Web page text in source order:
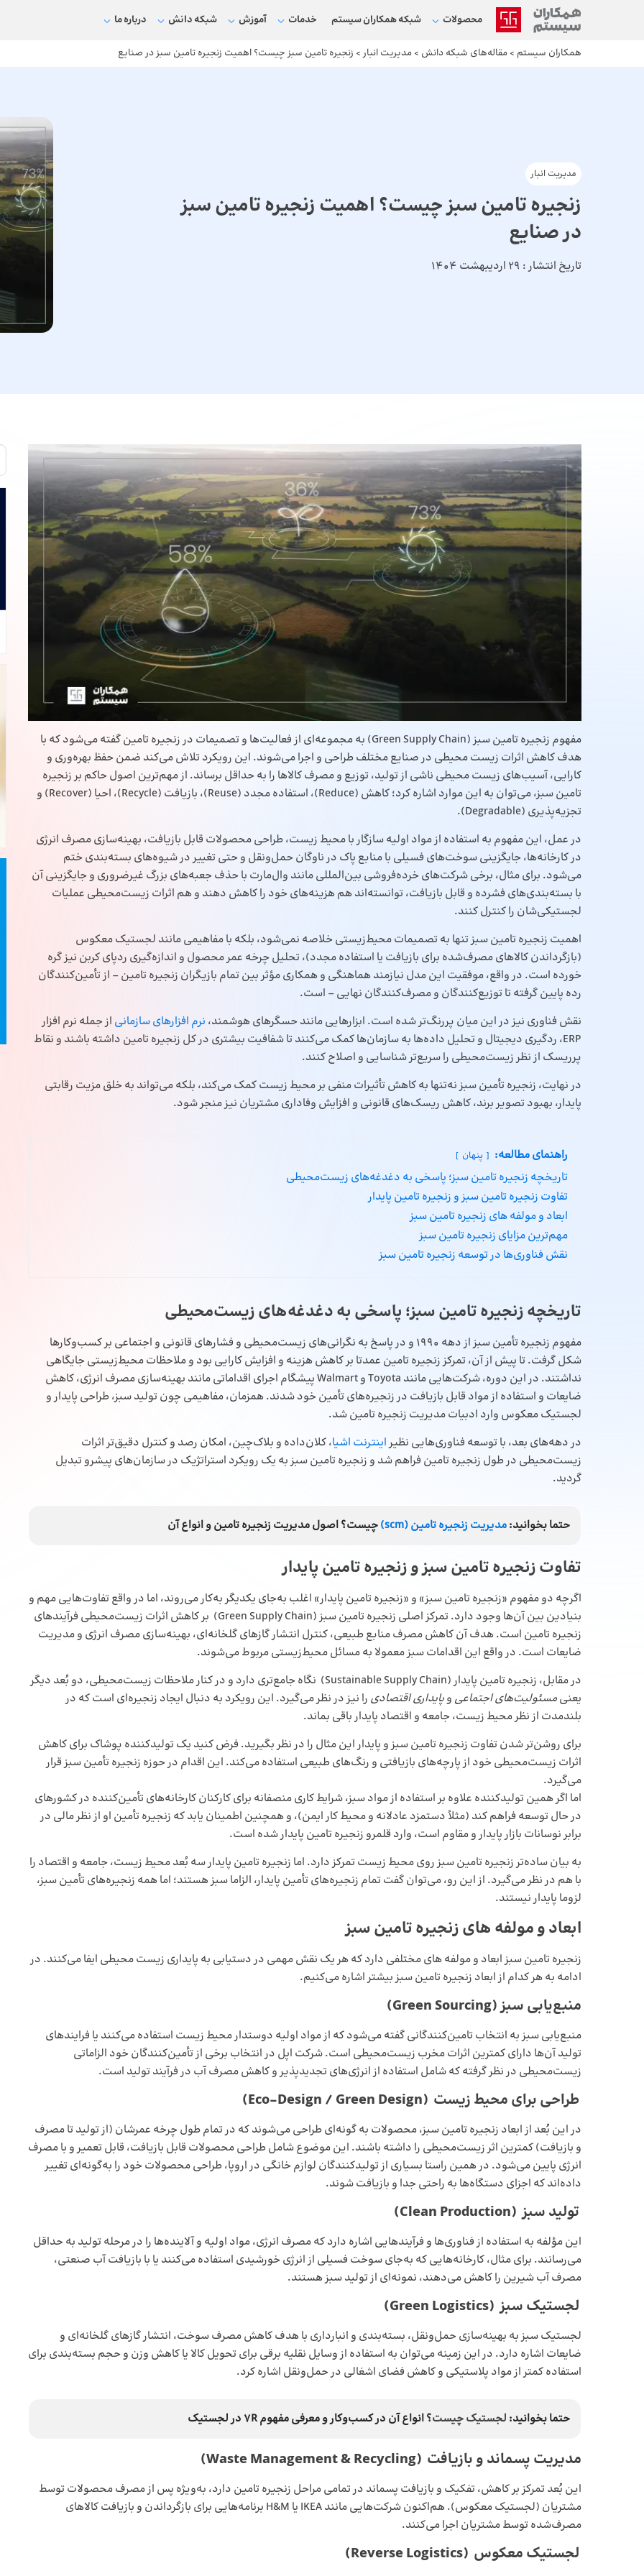
محصولات شبکه‌ همکاران سیستم خدمات آموزش شبکه دانش درباره ما
همکاران سیستم > مقاله‌های شبکه دانش > مدیریت انبار> زنجیره تامین سبز چیست؟ اهمیت زنجیره تامین سبز در صنایع
مدیریت انبار
زنجیره تامین سبز چیست؟ اهمیت زنجیره تامین سبز
در صنایع
تاریخ انتشار : 29 اردیبهشت 1404
مفهوم زنجیره تامین سبز (Green Supply Chain) به مجموعه‌ای از فعالیت‌ها و تصمیمات در زنجیره تامین گفته می‌شود که با
هدف کاهش اثرات زیست ‌محیطی در صنایع مختلف طراحی و اجرا می‌شوند. این رویکرد تلاش می‌کند ضمن حفظ بهره‌وری و
کارایی، آسیب‌های زیست ‌محیطی ناشی از تولید، توزیع و مصرف کالاها را به حداقل برساند. از مهم‌ترین اصول حاکم بر زنجیره‌
تامین سبز، می‌توان به این موارد اشاره کرد؛ کاهش (Reduce)، استفاده مجدد (Reuse)، بازیافت (Recycle)، احیا (Recover) و
تجزیه‌پذیری (Degradable).
در عمل، این مفهوم به استفاده از مواد اولیه سازگار با محیط زیست، طراحی محصولات قابل بازیافت، بهینه‌سازی مصرف انرژی
در کارخانه‌ها، جایگزینی سوخت‌های فسیلی با منابع پاک در ناوگان حمل‌ونقل و حتی تغییر در شیوه‌های بسته‌بندی ختم
می‌شود. برای مثال، برخی شرکت‌های خرده‌فروشی بین‌المللی مانند وال‌مارت با حذف جعبه‌های بزرگ غیرضروری و جایگزینی آن
با بسته‌بندی‌های فشرده و قابل بازیافت، توانسته‌اند هم هزینه‌های خود را کاهش دهند و هم اثرات زیست‌محیطی عملیات
لجستیکی‌شان را کنترل کنند.
اهمیت زنجیره تامین سبز تنها به تصمیمات محیط‌زیستی خلاصه نمی‌شود، بلکه با مفاهیمی مانند لجستیک معکوس
(بازگرداندن کالاهای مصرف‌شده برای بازیافت یا استفاده مجدد)، تحلیل چرخه عمر محصول و اندازه‌گیری ردپای کربن نیز گره
خورده است. در واقع، موفقیت این مدل نیازمند هماهنگی و همکاری مؤثر بین تمام بازیگران زنجیره تامین – از تأمین‌کنندگان
رده پایین گرفته تا توزیع‌کنندگان و مصرف‌کنندگان نهایی – است.
نقش فناوری نیز در این میان پررنگ‌تر شده است. ابزارهایی مانند حسگرهای هوشمند، نرم افزارهای سازمانی از جمله نرم افزار
ERP، ردگیری دیجیتال و تحلیل داده‌ها به سازمان‌ها کمک می‌کنند تا شفافیت بیشتری در کل زنجیره تامین داشته باشند و نقاط
پرریسک از نظر زیست‌محیطی را سریع‌تر شناسایی و اصلاح کنند.
در نهایت، زنجیره تأمین سبز نه‌تنها به کاهش تأثیرات منفی بر محیط زیست کمک می‌کند، بلکه می‌تواند به خلق مزیت رقابتی
پایدار، بهبود تصویر برند، کاهش ریسک‌های قانونی و افزایش وفاداری مشتریان نیز منجر شود.
راهنمای مطالعه: پنهان
تاریخچه زنجیره تامین سبز؛ پاسخی به دغدغه‌های زیست‌محیطی
تفاوت زنجیره تامین سبز و زنجیره تامین پایدار
ابعاد و مولفه های زنجیره تامین سبز
مهم‌ترین مزایای زنجیره تامین سبز
نقش فناوری‌ها در توسعه زنجیره تامین سبز
تاریخچه زنجیره تامین سبز؛ پاسخی به دغدغه‌های زیست‌محیطی
مفهوم زنجیره تأمین سبز از دهه ۱۹۹۰ و در پاسخ به نگرانی‌های زیست‌محیطی و فشارهای قانونی و اجتماعی بر کسب‌وکارها
شکل گرفت. تا پیش از آن، تمرکز زنجیره‌ تامین عمدتا بر کاهش هزینه و افزایش کارایی بود و ملاحظات محیط‌زیستی جایگاهی
نداشتند. در این دوره، شرکت‌هایی مانند Toyota و Walmart پیشگام اجرای اقداماتی مانند بهینه‌سازی مصرف انرژی، کاهش
ضایعات و استفاده از مواد قابل بازیافت در زنجیره‌های تأمین خود شدند. همزمان، مفاهیمی چون تولید سبز، طراحی پایدار و
لجستیک معکوس وارد ادبیات مدیریت زنجیره تامین شد.
در دهه‌های بعد، با توسعه فناوری‌هایی نظیراینترنت اشیا، کلان‌داده و بلاک‌چین، امکان رصد و کنترل دقیق‌تر اثرات
زیست‌محیطی در طول زنجیره تامین فراهم شد و زنجیره تامین سبز به یک رویکرد استراتژیک در سازمان‌های پیشرو تبدیل
گردید.
حتما بخوانید:مدیریت زنجیره تامین (scm) چیست؟ اصول مدیریت زنجیره تامین و انواع آن
تفاوت زنجیره تامین سبز و زنجیره تامین پایدار
اگرچه دو مفهوم «زنجیره تامین سبز» و «زنجیره تامین پایدار» اغلب به‌جای یکدیگر به‌کار می‌روند، اما در واقع تفاوت‌هایی مهم و
بنیادین بین آن‌ها وجود دارد. تمرکز اصلی زنجیره تامین سبز (Green Supply Chain) بر کاهش اثرات زیست‌محیطی فرآیندهای
زنجیره تامین است. هدف آن کاهش مصرف منابع طبیعی، کنترل انتشار گازهای گلخانه‌ای، بهینه‌سازی مصرف انرژی و مدیریت
ضایعات است. در واقع این اقدامات سبز معمولا به مسائل محیط‌زیستی مربوط می‌شوند.
در مقابل، زنجیره تامین پایدار (Sustainable Supply Chain) نگاه جامع‌تری دارد و در کنار ملاحظات زیست‌محیطی، دو بُعد دیگر
یعنیمسئولیت‌های اجتماعی وپایداری اقتصادی را نیز در نظر می‌گیرد. این رویکرد به دنبال ایجاد زنجیره‌ای است که در
بلندمدت از نظر محیط زیست، جامعه و اقتصاد پایدار باقی بماند.
برای روشن‌تر شدن تفاوت زنجیره تامین سبز و پایدار این مثال را در نظر بگیرید. فرض کنید یک تولیدکننده پوشاک برای کاهش
اثرات زیست‌محیطی خود از پارچه‌های بازیافتی و رنگ‌های طبیعی استفاده می‌کند. این اقدام در حوزه زنجیره تأمین سبز قرار
می‌گیرد.
اما اگر همین تولیدکننده علاوه بر استفاده از مواد سبز، شرایط کاری منصفانه برای کارکنان کارخانه‌های تأمین‌کننده در کشورهای
در حال توسعه فراهم کند (مثلاً دستمزد عادلانه و محیط کار ایمن)، و همچنین اطمینان یابد که زنجیره تأمین او از نظر مالی در
برابر نوسانات بازار پایدار و مقاوم است، وارد قلمرو زنجیره تامین پایدار شده است.
به بیان ساده‌تر زنجیره تامین سبز روی محیط زیست تمرکز دارد. اما زنجیره تامین پایدار سه بُعد محیط زیست، جامعه و اقتصاد را
با هم در نظر می‌گیرد. از این رو، می‌توان گفت تمام زنجیره‌های تأمین پایدار، الزاما سبز هستند؛ اما همه زنجیره‌های تأمین سبز،
لزوما پایدار نیستند.
ابعاد و مولفه های زنجیره تامین سبز
زنجیره تامین سبز ابعاد و مولفه های مختلفی دارد که هر یک نقش مهمی در دستیابی به پایداری زیست‌ محیطی ایفا می‌کنند. در
ادامه به هر کدام از ابعاد زنجیره تامین سبز بیشتر اشاره می‌کنیم.
منبع‌یابی سبز(Green Sourcing)
منبع‌یابی سبز به انتخاب تامین‌کنندگانی گفته می‌شود که از مواد اولیه دوستدار محیط زیست استفاده می‌کنند یا فرایندهای
تولید آن‌ها دارای کمترین اثرات مخرب زیست‌محیطی است. شرکت اپل در انتخاب برخی از تأمین‌کنندگان خود الزاماتی
زیست‌محیطی در نظر گرفته که شامل استفاده از انرژی‌های تجدیدپذیر و کاهش مصرف آب در فرآیند تولید است.
طراحی برای محیط زیست (Eco-Design / Green Design)
در این بُعد از ابعاد زنجیره تامین سبز، محصولات به گونه‌ای طراحی می‌شوند که در تمام طول چرخه عمرشان (از تولید تا مصرف
و بازیافت) کمترین اثر زیست‌محیطی را داشته باشند. این موضوع شامل طراحی محصولات قابل بازیافت، قابل تعمیر و با مصرف
انرژی پایین می‌شود. در همین راستا بسیاری از تولیدکنندگان لوازم خانگی در اروپا، طراحی محصولات خود را به‌گونه‌ای تغییر
داده‌اند که اجزای دستگاه‌ها به راحتی جدا و بازیافت شوند.
تولید سبز (Clean Production)
این مؤلفه به استفاده از فناوری‌ها و فرآیندهایی اشاره دارد که مصرف انرژی، مواد اولیه و آلاینده‌ها را در مرحله تولید به حداقل
می‌رسانند. برای مثال، کارخانه‌هایی که به‌جای سوخت فسیلی از انرژی خورشیدی استفاده می‌کنند یا با بازیافت آب صنعتی،
مصرف آب شیرین را کاهش می‌دهند، نمونه‌ای از تولید سبز هستند.
لجستیک سبز (Green Logistics)
لجستیک سبز به بهینه‌سازی حمل‌ونقل، بسته‌بندی و انبارداری با هدف کاهش مصرف سوخت، انتشار گازهای گلخانه‌ای و
ضایعات اشاره دارد. در این زمینه می‌توان به استفاده از وسایل نقلیه برقی برای تحویل کالا یا کاهش وزن و حجم بسته‌بندی برای
استفاده کمتر از مواد پلاستیکی و کاهش فضای اشغالی در حمل‌ونقل اشاره کرد.
حتما بخوانید: لجستیک چیست؟ انواع آن در کسب‌و‌کار و معرفی مفهوم 7R در لجستیک
مدیریت پسماند و بازیافت (Waste Management & Recycling)
این بُعد تمرکز بر کاهش، تفکیک و بازیافت پسماند در تمامی مراحل زنجیره تامین دارد، به‌ویژه پس از مصرف محصولات توسط
مشتریان (لجستیک معکوس). هم‌اکنون شرکت‌هایی مانند IKEA یا H&M برنامه‌هایی برای بازگرداندن و بازیافت کالاهای
مصرف‌شده توسط مشتریان اجرا می‌کنند.
لجستیک معکوس (Reverse Logistics)